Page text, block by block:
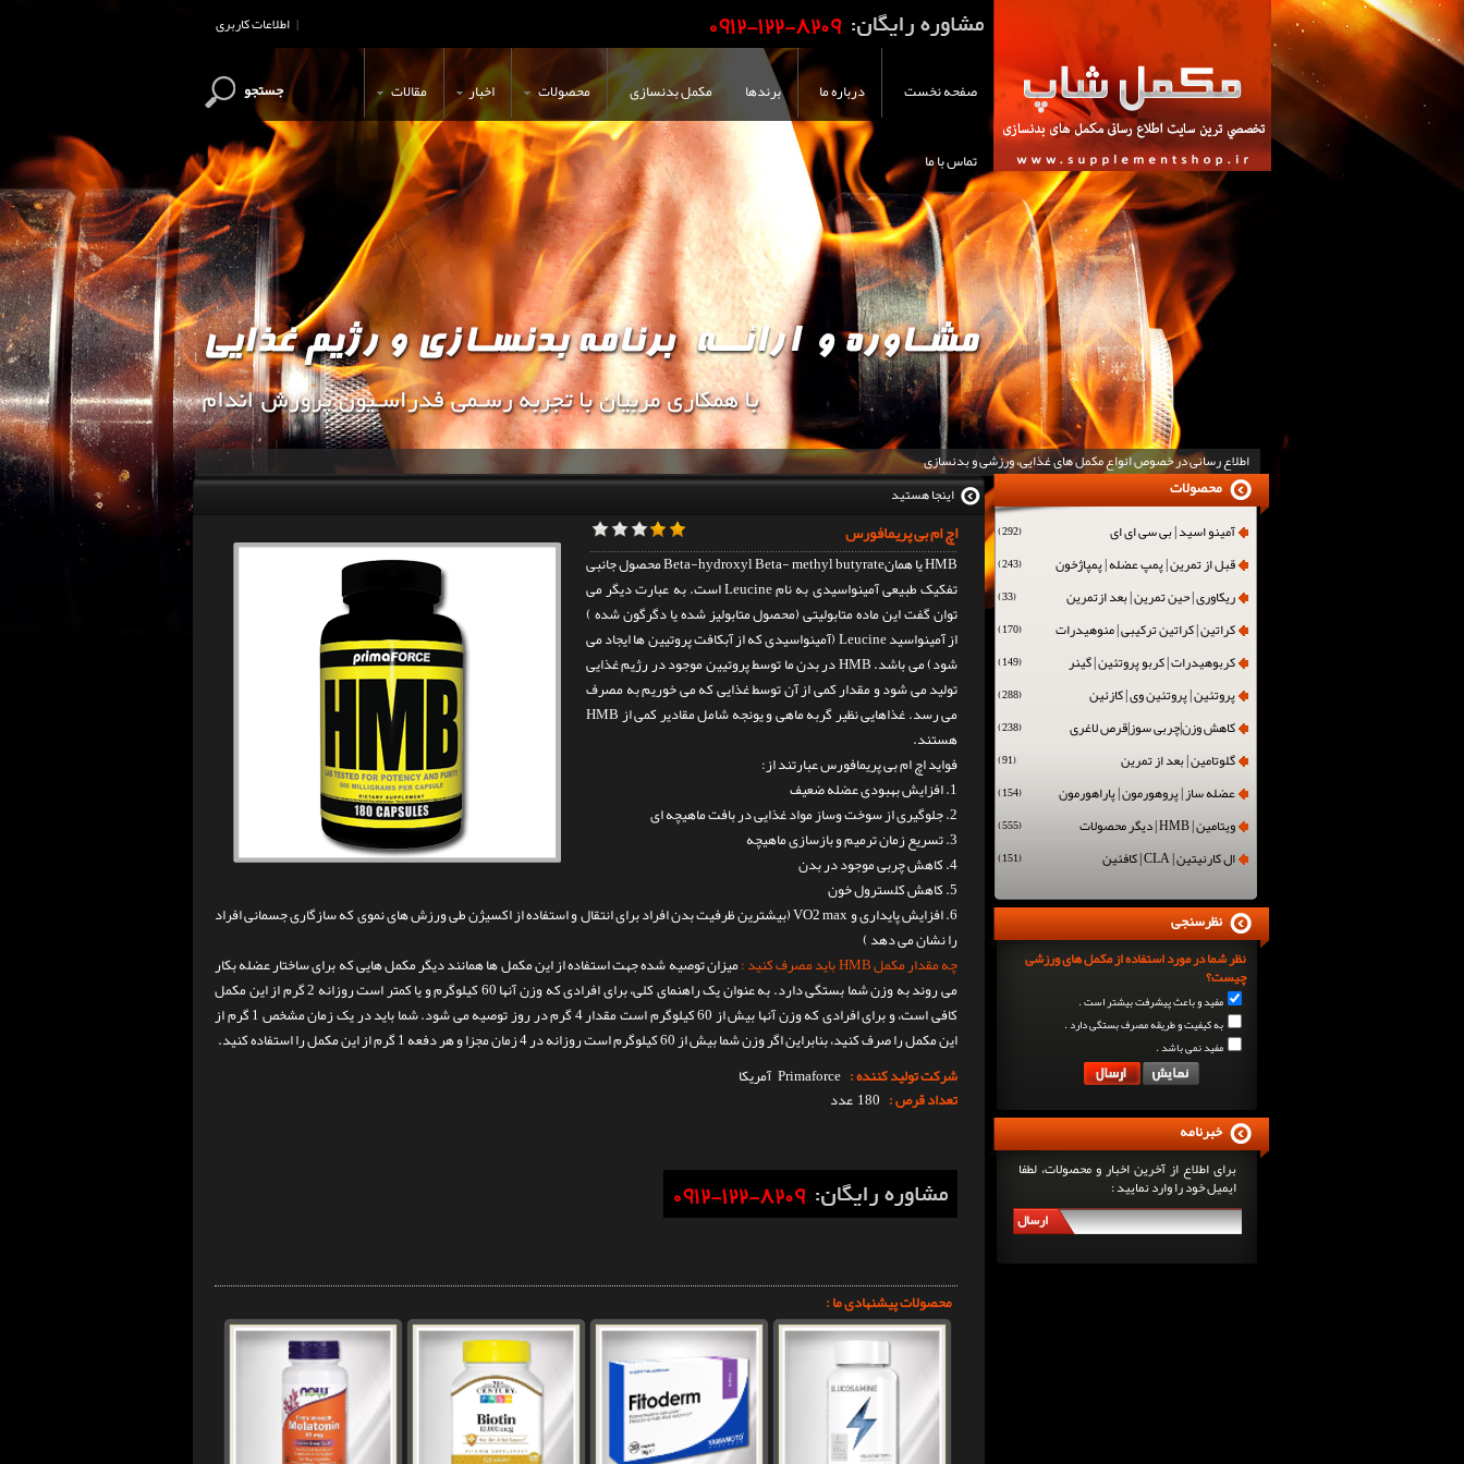
اطلاعات کاربری |
صفحه نخست درباره ما برندها مکمل بدنسازی محصولات اخبار مقالات
تماس با ما
جستجو
اطلاع رسانی در خصوص انواع مکمل های غذایی، ورزشی و بدنسازی
این وب سایت جهت اطلاع رسانی و
اینجا هستید
اچ ام بی پریمافورس
HMB یا همانBeta-hydroxyl Beta- methyl butyrate محصول جانبی
تفکیک طبیعی آمینواسیدی به نام Leucine است. به عبارت دیگر می
توان گفت این ماده متابولیتی (محصول متابولیز شده یا دگرگون شده )
از آمینواسید Leucine (آمینواسیدی که از آبکافت پروتیین ها ایجاد می
شود) می باشد. HMB در بدن ما توسط پروتیین موجود در رژیم غذایی
تولید می شود و مقدار کمی از آن توسط غذایی که می خوریم به مصرف
می رسد. غذاهایی نظیر گربه ماهی و یونجه شامل مقادیر کمی از HMB
هستند.
فواید اچ ام بی پریمافورس عبارتند از:
1. افزایش بهبودی عضله ضعیف
2. جلوگیری از سوخت وساز مواد غذایی در بافت ماهیچه ای
3. تسریع زمان ترمیم و بازسازی ماهیچه
4. کاهش چربی موجود در بدن
5. کاهش کلسترول خون
6. افزایش پایداری و VO2 max (بیشترین ظرفیت بدن افراد برای انتقال و استفاده از اکسیژن طی ورزش های نموی که سازگاری جسمانی افراد
را نشان می دهد )
چه مقدار مکمل HMB باید مصرف کنید :
میزان توصیه شده جهت استفاده از این مکمل ها همانند دیگر مکمل هایی که برای ساختار عضله بکار
می روند به وزن شما بستگی دارد. به عنوان یک راهنمای کلی، برای افرادی که وزن آنها 60 کیلوگرم و یا کمتر است روزانه 2 گرم از این مکمل
کافی است، و برای افرادی که وزن آنها بیش از 60 کیلوگرم است مقدار 4 گرم در روز توصیه می شود. شما باید در یک زمان مشخص 1 گرم از
این مکمل را صرف کنید، بنابراین اگر وزن شما بیش از 60 کیلوگرم است روزانه در 4 زمان مجزا و هر دفعه 1 گرم از این مکمل را استفاده کنید.
شرکت تولید کننده : Primaforce آمریکا
تعداد قرص : 180 عدد
محصولات پیشنهادی ما :
آمینو اسید | بی سی ای ای (292)
قبل از تمرین | پمپ عضله | پمپاژخون (243)
ریکاوری | حین تمرین | بعد ازتمرین (33)
کراتین | کراتین ترکیبی | منوهیدرات (170)
کربوهیدرات | کربو پروتئین | گینر (149)
پروتئین | پروتئین وی | کازئین (288)
کاهش وزن|چربی سوز|قرص لاغری (238)
گلوتامین | بعد از تمرین (91)
عضله ساز | پروهورمون | پاراهورمون (154)
ویتامین | HMB | دیگر محصولات (555)
ال کارنیتین | CLA | کافئین (151)
محصولات
نظر شما در مورد استفاده از مکمل های ورزشی
چیست؟
مفید و باعث پیشرفت بیشتر است .
به کیفیت و طریقه مصرف بستگی دارد .
مفید نمی باشد .
نظرسنجی
برای اطلاع از آخرین اخبار و محصولات، لطفا
ایمیل خود را وارد نمایید :
ارسال
خبرنامه